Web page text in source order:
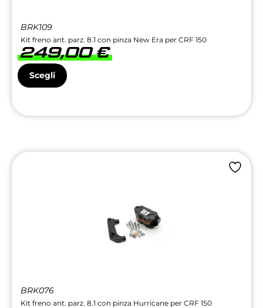
BRK109
Kit freno ant. parz. 8.1 con pinza New Era per CRF 150
249,00€
Scegli
BRK076
Kit freno ant. parz. 8.1 con pinza Hurricane per CRF 150